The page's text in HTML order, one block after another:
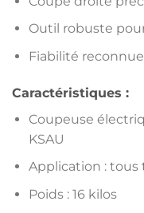
Outil robuste
Fiabilité
Caractéristiques :
Coupeuse
KSAU
Application : tous
Poids : 16 kilos